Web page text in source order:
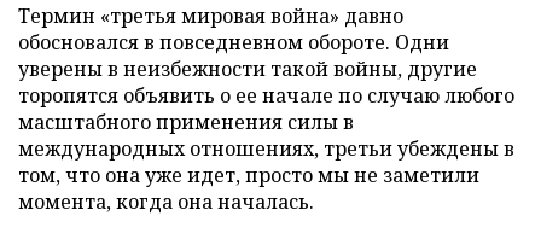
Термин «третья мировая война» давно
обосновался в повседневном обороте. Одни
уверены в неизбежности такой войны, другие
торопятся объявить о ее начале по случаю любого
масштабного применения силы в
международных отношениях, третьи убеждены в
том, что она уже идет, просто мы не заметили
момента, когда она началась.